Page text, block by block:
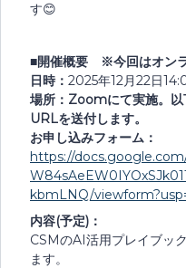
す😊
■開催概要 ※今回はオンラ
日時： 2025年12月22日
場所：Zoomにて実施。以
URLを送付します。
お申し込みフォーム：
https://
kbmLNQ/
内容(予定)：
CSMのAI活用プレイブッ
ます。